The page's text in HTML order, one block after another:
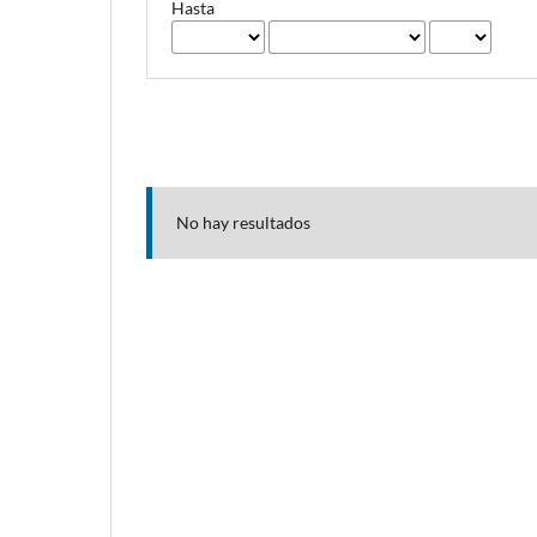
Hasta
No hay resultados